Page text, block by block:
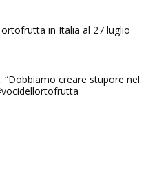
in Italia al 27 luglio
“Dobbiamo creare stupore nel